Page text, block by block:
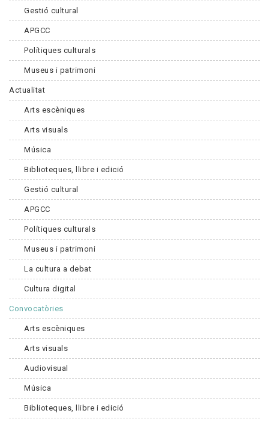
Gestió cultural
APGCC
Polítiques culturals
Museus i patrimoni
Actualitat
Arts escèniques
Arts visuals
Música
Biblioteques, llibre i edició
Gestió cultural
APGCC
Polítiques culturals
Museus i patrimoni
La cultura a debat
Cultura digital
Convocatòries
Arts escèniques
Arts visuals
Audiovisual
Música
Biblioteques, llibre i edició